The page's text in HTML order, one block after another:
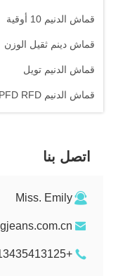
قماش الدنيم 10 أوقية
قماش دينم ثقيل الوزن
قماش الدنيم تويل
قماش الدنيم PFD RFD
اتصل بنا
Miss. Emily
+8613435413125